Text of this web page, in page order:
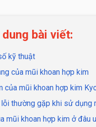
dung bài viết:
kỹ thuật
của mũi khoan hợp kim
của mũi khoan hợp kim
thường gặp khi sử dụng
mũi khoan hợp kim ở đâu